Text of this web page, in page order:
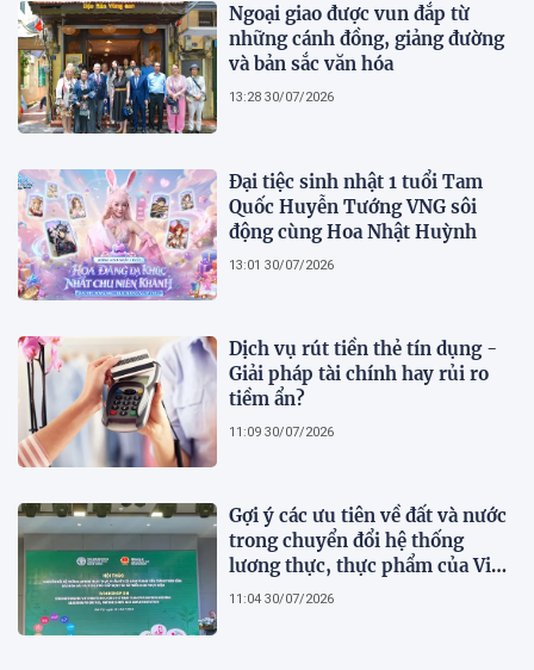
Ngoại giao được vun đắp từ
những cánh đồng, giảng đường
và bản sắc văn hóa
13:28 30/07/2026
Đại tiệc sinh nhật 1 tuổi Tam
Quốc Huyễn Tướng VNG sôi
động cùng Hoa Nhật Huỳnh
13:01 30/07/2026
Dịch vụ rút tiền thẻ tín dụng -
Giải pháp tài chính hay rủi ro
tiềm ẩn?
11:09 30/07/2026
Gợi ý các ưu tiên về đất và nước
trong chuyển đổi hệ thống
lương thực, thực phẩm của Việt
Nam theo FAO Roadmap
11:04 30/07/2026